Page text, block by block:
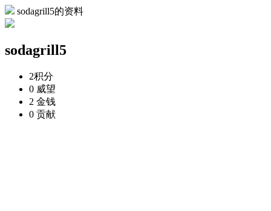
sodagrill5的资料
sodagrill5
2积分
0 威望
2 金钱
0 贡献